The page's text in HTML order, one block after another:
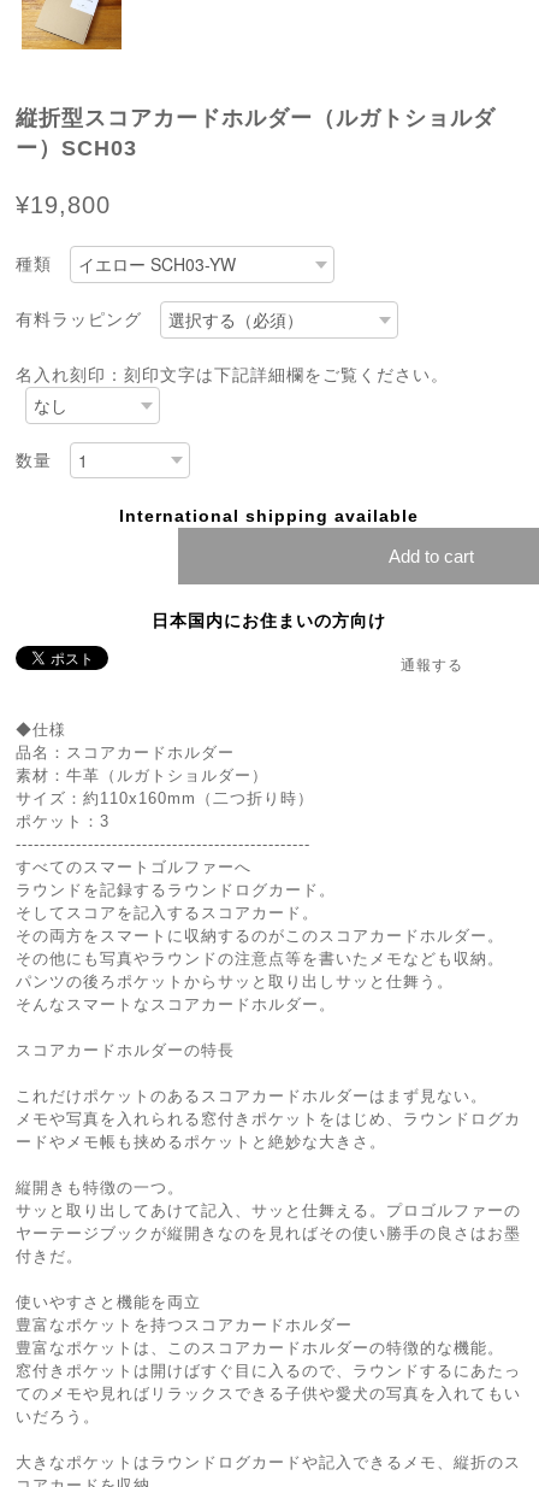
縦折型スコアカードホルダー（ルガトショルダ
ー）SCH03
¥19,800
種類
有料ラッピング
名入れ刻印：刻印文字は下記詳細欄をご覧ください。
数量
International shipping available
Add to cart
日本国内にお住まいの方向け
通報する
◆仕様
品名：スコアカードホルダー
素材：牛革（ルガトショルダー）
サイズ：約110x160mm（二つ折り時）
ポケット：3
-------------------------------------------------
すべてのスマートゴルファーへ
ラウンドを記録するラウンドログカード。
そしてスコアを記入するスコアカード。
その両方をスマートに収納するのがこのスコアカードホルダー。
その他にも写真やラウンドの注意点等を書いたメモなども収納。
パンツの後ろポケットからサッと取り出しサッと仕舞う。
そんなスマートなスコアカードホルダー。
スコアカードホルダーの特長
これだけポケットのあるスコアカードホルダーはまず見ない。
メモや写真を入れられる窓付きポケットをはじめ、ラウンドログカ
ードやメモ帳も挟めるポケットと絶妙な大きさ。
縦開きも特徴の一つ。
サッと取り出してあけて記入、サッと仕舞える。プロゴルファーの
ヤーテージブックが縦開きなのを見ればその使い勝手の良さはお墨
付きだ。
使いやすさと機能を両立
豊富なポケットを持つスコアカードホルダー
豊富なポケットは、このスコアカードホルダーの特徴的な機能。
窓付きポケットは開けばすぐ目に入るので、ラウンドするにあたっ
てのメモや見ればリラックスできる子供や愛犬の写真を入れてもい
いだろう。
大きなポケットはラウンドログカードや記入できるメモ、縦折のス